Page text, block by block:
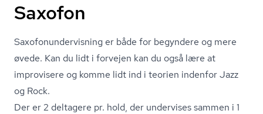
Saxofon
Saxo­fonun­der­vis­ning er både for begyndere og mere
øvede. Kan du lidt i forvejen kan du også lære at
improvisere og komme lidt ind i teorien indenfor Jazz
og Rock.
Der er 2 deltagere pr. hold, der undervises sammen i 1